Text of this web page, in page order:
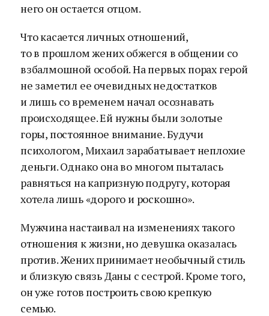
него он остается отцом.
Что касается личных отношений,
то в прошлом жених обжегся в общении со
взбалмошной особой. На первых порах герой
не заметил ее очевидных недостатков
и лишь со временем начал осознавать
происходящее. Ей нужны были золотые
горы, постоянное внимание. Будучи
психологом, Михаил зарабатывает неплохие
деньги. Однако она во многом пыталась
равняться на капризную подругу, которая
хотела лишь «дорого и роскошно».
Мужчина настаивал на изменениях такого
отношения к жизни, но девушка оказалась
против. Жених принимает необычный стиль
и близкую связь Даны с сестрой. Кроме того,
он уже готов построить свою крепкую
семью.